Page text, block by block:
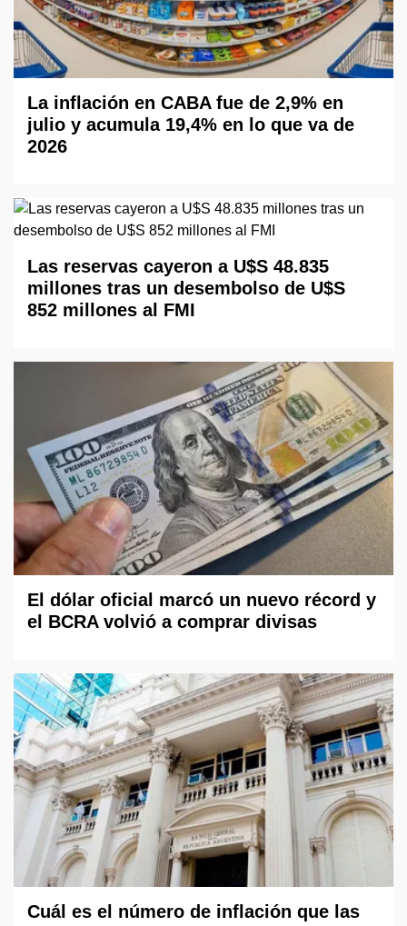
La inflación en CABA fue de 2,9% en
julio y acumula 19,4% en lo que va de
2026
Las reservas cayeron a U$S 48.835
millones tras un desembolso de U$S
852 millones al FMI
El dólar oficial marcó un nuevo récord y
el BCRA volvió a comprar divisas
Cuál es el número de inflación que las